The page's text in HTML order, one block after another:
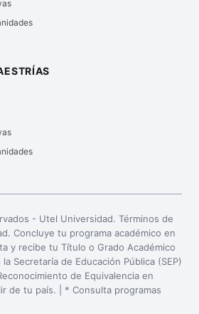
- Utel Universidad. Términos de
. Concluye tu programa académico en
y recibe tu Título o Grado Académico
Secretaría de Educación Pública (SEP)
de Equivalencia en
de tu país. | * Consulta programas